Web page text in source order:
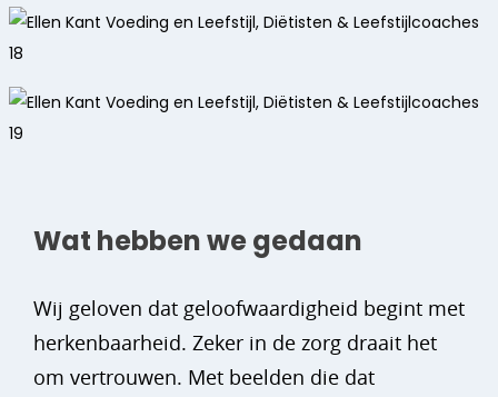
Wat hebben we gedaan
Wij geloven dat geloofwaardigheid begint met
herkenbaarheid. Zeker in de zorg draait het
om vertrouwen. Met beelden die dat